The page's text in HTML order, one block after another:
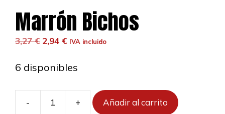
Marrón Bichos
3,27€ El
original
3,27 €.
2,94 €El
actual
2,94 €.
IVA incluido
6 disponibles
-
Marrón
+ Añadir al carrito